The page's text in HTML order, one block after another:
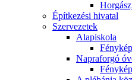
Építkezési hivatal
Szervezetek
Alapiskola
Napraforgó